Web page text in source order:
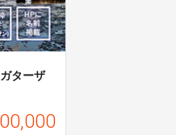
ターザ